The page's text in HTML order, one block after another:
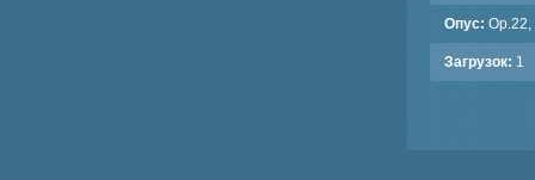
Опус: Op.22,
Загрузок: 1